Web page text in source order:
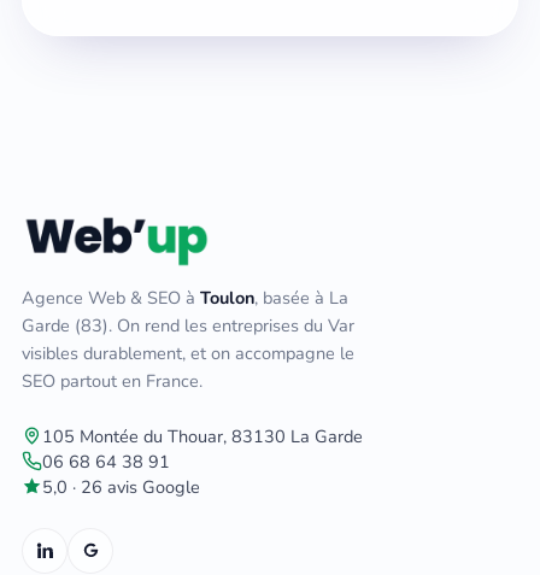
Agence Web & SEO à Toulon, basée à La
Garde (83). On rend les entreprises du Var
visibles durablement, et on accompagne le
SEO partout en France.
105 Montée du Thouar, 83130 La Garde
06 68 64 38 91
5,0 · 26 avis Google